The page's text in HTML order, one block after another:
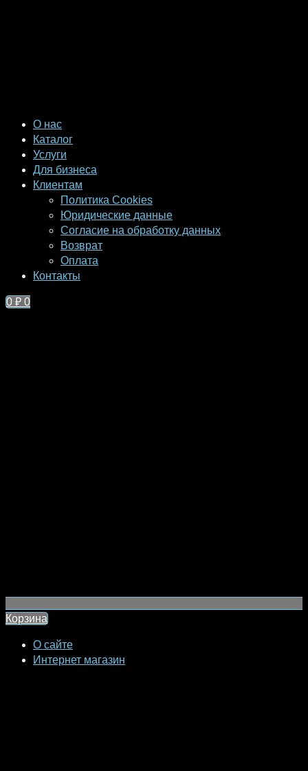
О нас
Каталог
Услуги
Для бизнеса
Клиентам
Политика Cookies
Юридические данные
Согласие на обработку данных
Возврат
Оплата
Контакты
0 ₽ 0
Корзина
О сайте
Интернет магазин